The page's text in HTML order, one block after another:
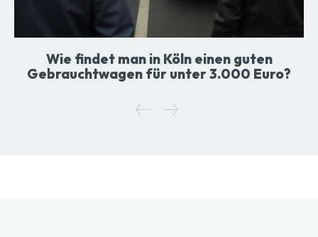
Wie findet man in Köln einen guten
Gebrauchtwagen für unter 3.000 Euro?